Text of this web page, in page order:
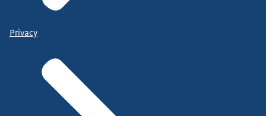
Privacy